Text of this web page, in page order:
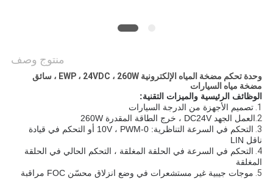
خريطة
الموقع
سياسة
الخصوصية
منتوج وصف
وحدة تحكم مضخة المياه الإلكترونية EWP ، 24VDC ، 260W ، سائق
مضخة مياه السيارات
الوظائف الرئيسية والميزات التقنية:
1. تصميم الأجهزة من الدرجة السيارات
2. العمل الجهد DC24V ، خرج الطاقة المقدرة 260W
3.
التحكم في السرعة التناظرية: 0-10V ، PWM أو التحكم في قيادة
ناقل LIN
4. التحكم في السرعة في الحلقة المغلقة ، التحكم الحالي في الحلقة
المغلقة
5. موجات جيبية غير مستشعرات في وضع انزلاق محسّن FOC
مراقبة